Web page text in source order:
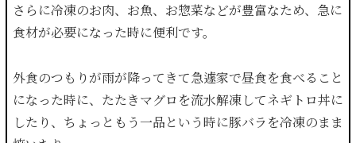
さらに冷凍のお肉、お魚、お惣菜などが豊富なため、急に
食材が必要になった時に便利です。
外食のつもりが雨が降ってきて急遽家で昼食を食べること
になった時に、たたきマグロを流水解凍してネギトロ丼に
したり、ちょっともう一品という時に豚バラを冷凍のまま